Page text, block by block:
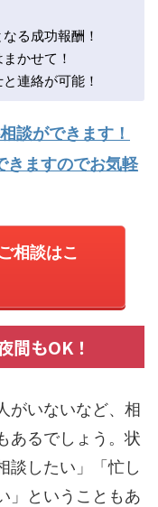
る成功報酬！
かせて！
連絡が可能！
談ができます！
きますのでお気軽
相談はこ
間もOK！
がいないなど、相
あるでしょう。状
談したい」「忙し
」ということもあ